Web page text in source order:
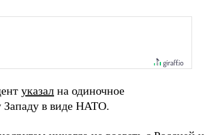
указал на одиночное
Западу в виде НАТО.